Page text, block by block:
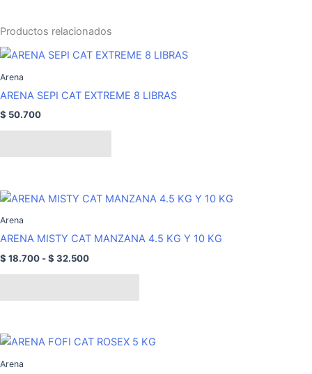
Productos relacionados
Arena
ARENA SEPI CAT EXTREME 8 LIBRAS
$ 50.700
Arena
ARENA MISTY CAT MANZANA 4.5 KG Y 10 KG
$ 18.700 -$ 32.500
Rango
$ 18.700
hasta
Este
producto
tiene
variantes.
opciones
pueden
elegir
en
Arena